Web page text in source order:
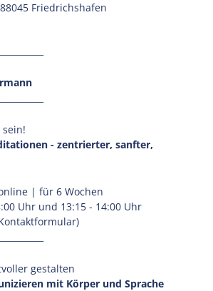
Friedrichshafen
- zentrierter, sanfter,
| für 6 Wochen
Uhr und 13:15 - 14:00 Uhr
gestalten
mit Körper und Sprache